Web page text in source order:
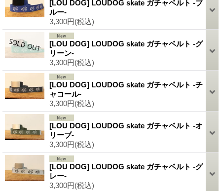
[LOU DOG] LOUDOG skate ガチャベルト -ブ
ルー-
3,300円(税込)
[LOU DOG] LOUDOG skate ガチャベルト -グ
リーン-
3,300円(税込)
[LOU DOG] LOUDOG skate ガチャベルト -チ
ャコール-
3,300円(税込)
[LOU DOG] LOUDOG skate ガチャベルト -オ
リーブ-
3,300円(税込)
[LOU DOG] LOUDOG skate ガチャベルト -グ
レー-
3,300円(税込)